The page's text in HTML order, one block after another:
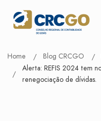
Home Blog CRCGO
Alerta: REFIS 2024 tem
renegociação de dívidas.